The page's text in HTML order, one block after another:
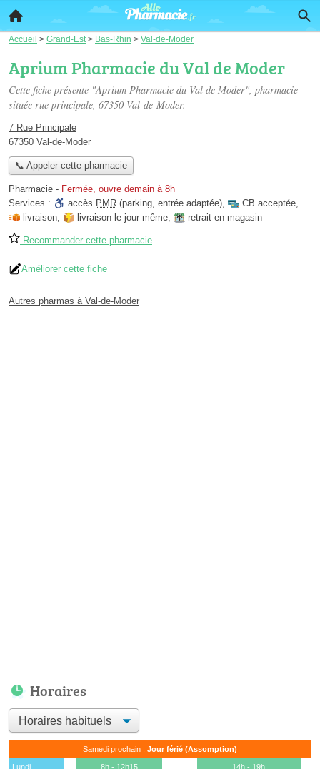
Accueil > Grand-Est > Bas-Rhin > Val-de-Moder
Aprium Pharmacie du Val de Moder
Cette fiche présente "Aprium Pharmacie du Val de Moder", pharmacie
située rue principale, 67350 Val-de-Moder.
7 Rue Principale
67350 Val-de-Moder
📞 Appeler cette pharmacie
Pharmacie - Fermée, ouvre demain à 8h
Services :
accès PMR (parking, entrée adaptée), CB acceptée,
livraison, livraison le jour même, retrait en magasin
Recommander cette pharmacie
Améliorer cette fiche
Autres pharmas à Val-de-Moder
Horaires
Samedi prochain : Jour férié (Assomption)
Lundi 8h - 12h15
14h - 19h